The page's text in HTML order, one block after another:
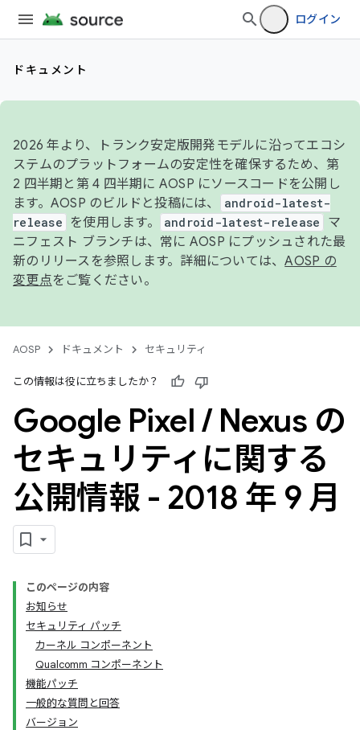
ログイン
ドキュメント
2026 年より、トランク安定版開発モデルに沿ってエコシ
ステムのプラットフォームの安定性を確保するため、第
2 四半期と第 4 四半期に AOSP にソースコードを公開し
ます。AOSP のビルドと投稿には、
android-latest-
release
を使用します。 android-latest-release
マ
ニフェスト ブランチは、常に AOSP にプッシュされた最
新のリリースを参照します。詳細については、AOSP の
変更点をご覧ください。
AOSP ドキュメント セキュリティ
この情報は役に立ちましたか？
Google Pixel /Nexus の
セキュリティに関する
公開情報 - 2018 年 9 月
このページの内容
お知らせ
セキュリティ パッチ
カーネル コンポーネント
Qualcomm コンポーネント
機能パッチ
一般的な質問と回答
バージョン